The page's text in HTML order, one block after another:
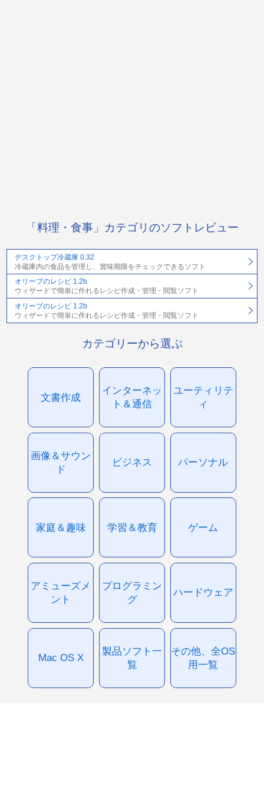
「料理・食事」カテゴリのソフトレビュー
デスクトップ冷蔵庫 0.32
冷蔵庫内の食品を管理し、賞味期限をチェックできるソフト
オリーブのレシピ 1.2b
ウィザードで簡単に作れるレシピ作成・管理・閲覧ソフト
オリーブのレシピ 1.2b
ウィザードで簡単に作れるレシピ作成・管理・閲覧ソフト
カテゴリーから選ぶ
文書作成
インターネッ
ト＆通信
ユーティリテ
ィ
画像＆サウン
ド
ビジネス パーソナル
家庭＆趣味 学習＆教育 ゲーム
アミューズメ
ント
プログラミン
グ
ハードウェア
Mac OS X
製品ソフト一
覧
その他、全OS
用一覧